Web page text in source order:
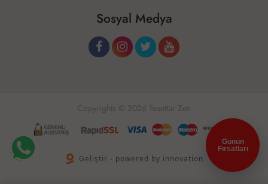
Sosyal Medya
Copyrights © 2026 Tesettür Zen
Geliştir - powered by innovation
Günün
Fırsatları